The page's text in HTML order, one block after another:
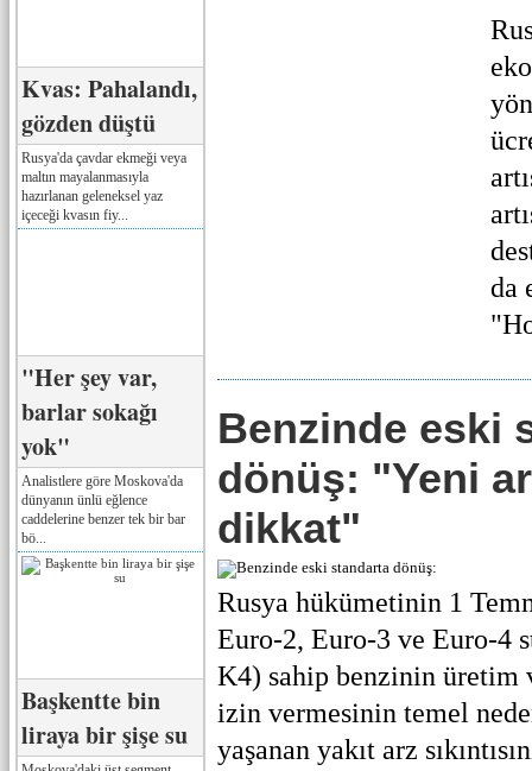
Kvas: Pahalandı,
gözden düştü
Rusya'da çavdar ekmeği veya
maltın mayalanmasıyla
hazırlanan geleneksel yaz
içeceği kvasın fiy...
"Her şey var,
barlar sokağı
yok"
Analistlere göre Moskova'da
dünyanın ünlü eğlence
caddelerine benzer tek bir bar
bö...
Başkentte bin
liraya bir şişe su
da
Benzinde eski
dönüş: "Yeni
dikkat"
Rusya hükümetinin 1
Euro-2, Euro-3 ve Euro-4
K4) sahip benzinin üretim
izin vermesinin temel
yaşanan yakıt arz